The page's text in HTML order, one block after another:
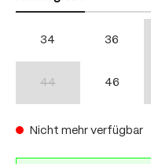
34 36
44 46
Nicht mehr verfügbar